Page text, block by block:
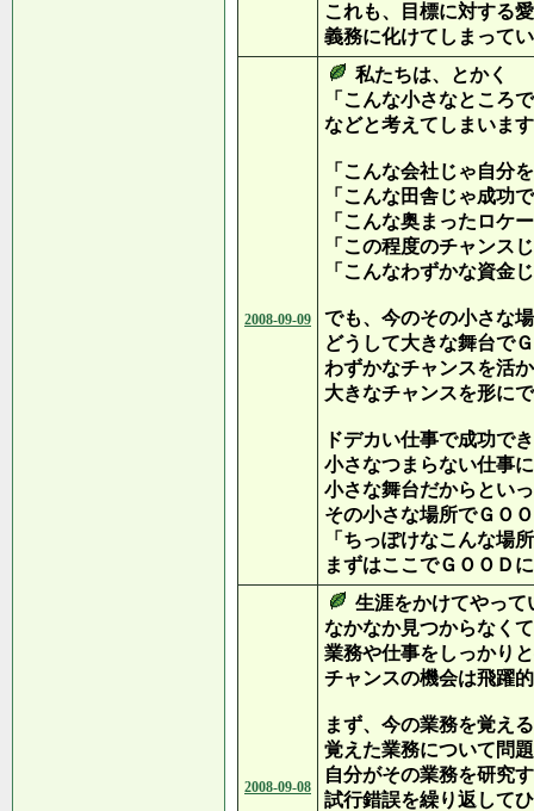
これも、目標に対する
義務に化けてしまって
2008-09-09
私たちは、とかく
「こんな小さなところ
などと考えてしまいま
「こんな会社じゃ自分
「こんな田舎じゃ成功
「こんな奥まったロケ
「この程度のチャンス
「こんなわずかな資金
でも、今のその小さな
どうして大きな舞台で
わずかなチャンスを活
大きなチャンスを形に
ドデカい仕事で成功で
小さなつまらない仕事
小さな舞台だからとい
その小さな場所でＧＯ
「ちっぽけなこんな場
まずはここでＧＯＯＤ
2008-09-08
生涯をかけてやって
なかなか見つからなく
業務や仕事をしっかり
チャンスの機会は飛躍
まず、今の業務を覚え
覚えた業務について問
自分がその業務を研究
試行錯誤を繰り返して